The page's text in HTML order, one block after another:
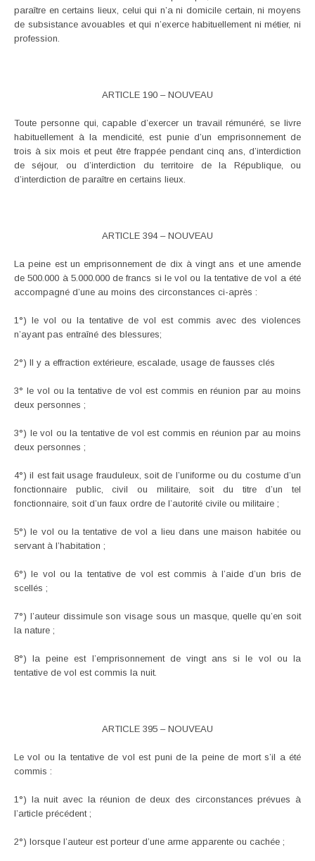
paraître en certains lieux, celui qui n’a ni domicile certain, ni moyens
de subsistance avouables et qui n’exerce habituellement ni métier, ni
profession.
ARTICLE 190 – NOUVEAU
Toute personne qui, capable d’exercer un travail rémunéré, se livre
habituellement à la mendicité, est punie d’un emprisonnement de
trois à six mois et peut être frappée pendant cinq ans, d’interdiction
de séjour, ou d’interdiction du territoire de la République, ou
d’interdiction de paraître en certains lieux.
ARTICLE 394 – NOUVEAU
La peine est un emprisonnement de dix à vingt ans et une amende
de 500.000 à 5.000.000 de francs si le vol ou la tentative de vol a été
accompagné d’une au moins des circonstances ci-après :
1°) le vol ou la tentative de vol est commis avec des violences
n’ayant pas entraîné des blessures;
2°) Il y a effraction extérieure, escalade, usage de fausses clés
3° le vol ou la tentative de vol est commis en réunion par au moins
deux personnes ;
3°) le vol ou la tentative de vol est commis en réunion par au moins
deux personnes ;
4°) il est fait usage frauduleux, soit de l’uniforme ou du costume d’un
fonctionnaire public, civil ou militaire, soit du titre d’un tel
fonctionnaire, soit d’un faux ordre de l’autorité civile ou militaire ;
5°) le vol ou la tentative de vol a lieu dans une maison habitée ou
servant à l’habitation ;
6°) le vol ou la tentative de vol est commis à l’aide d’un bris de
scellés ;
7°) l’auteur dissimule son visage sous un masque, quelle qu’en soit
la nature ;
8°) la peine est l’emprisonnement de vingt ans si le vol ou la
tentative de vol est commis la nuit.
ARTICLE 395 – NOUVEAU
Le vol ou la tentative de vol est puni de la peine de mort s’il a été
commis :
1°) la nuit avec la réunion de deux des circonstances prévues à
l’article précédent ;
2°) lorsque l’auteur est porteur d’une arme apparente ou cachée ;